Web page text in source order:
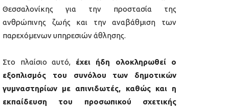
Θεσσαλονίκης για την προστασία της
ανθρώπινης ζωής και την αναβάθμιση των
παρεχόμενων υπηρεσιών άθλησης.
Στο πλαίσιο αυτό, έχει ήδη ολοκληρωθεί ο
εξοπλισμός του συνόλου των δημοτικών
γυμναστηρίων με απινιδωτές, καθώς και η
εκπαίδευση του προσωπικού σχετικής